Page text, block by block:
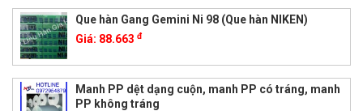
Que hàn Gang Gemini Ni 98 (Que hàn NIKEN)
Giá: 88.663 đ
Manh PP dệt dạng cuộn, manh PP có tráng, manh
PP không tráng